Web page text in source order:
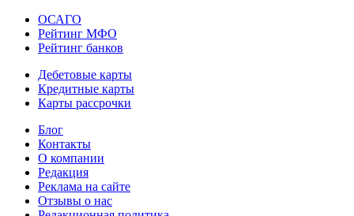
ОСАГО
Рейтинг МФО
Рейтинг банков
Дебетовые карты
Кредитные карты
Карты рассрочки
Блог
Контакты
О компании
Редакция
Реклама на сайте
Отзывы о нас